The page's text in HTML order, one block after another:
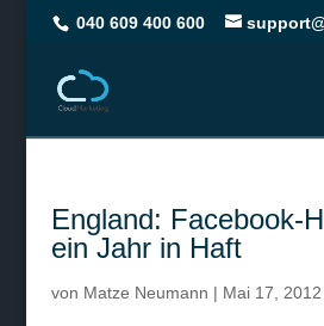
040 609 400 600
England: Facebook-
ein Jahr in Haft
von Matze Neumann | Mai 17, 2012